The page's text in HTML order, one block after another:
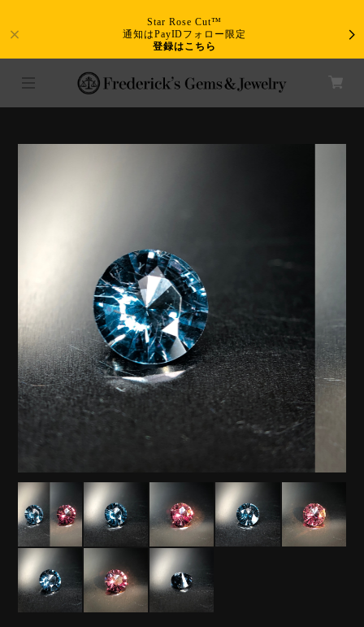
Star Rose Cut™
通知はPayIDフォロー限定
登録はこちら